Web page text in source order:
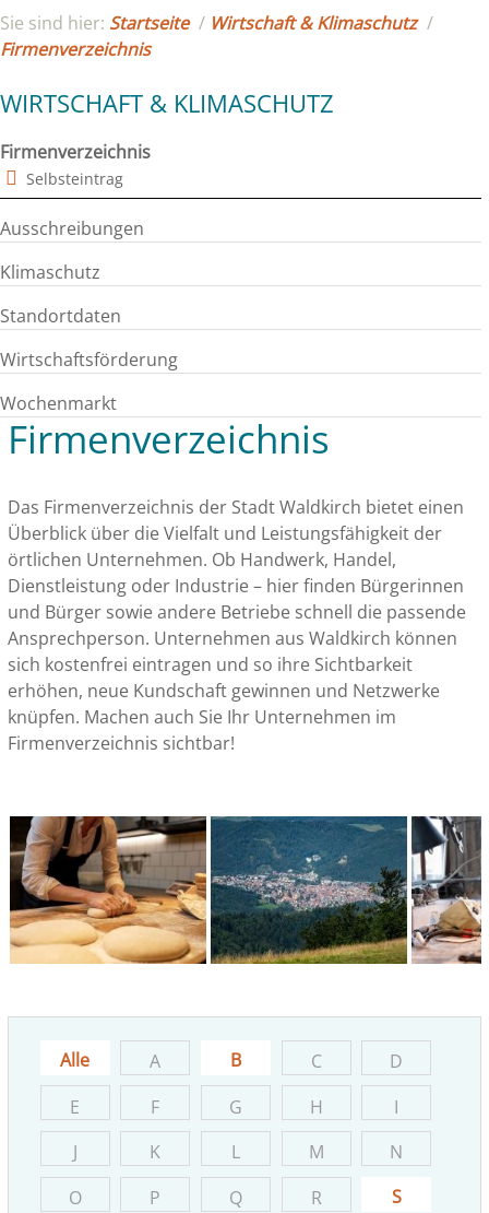
Sie sind hier: Startseite / Wirtschaft & Klimaschutz /
Firmenverzeichnis
WIRTSCHAFT & KLIMASCHUTZ
Firmenverzeichnis
Selbsteintrag
Ausschreibungen
Klimaschutz
Standortdaten
Wirtschaftsförderung
Wochenmarkt
Firmenverzeichnis
Das Firmenverzeichnis der Stadt Waldkirch bietet einen
Überblick über die Vielfalt und Leistungsfähigkeit der
örtlichen Unternehmen. Ob Handwerk, Handel,
Dienstleistung oder Industrie – hier finden Bürgerinnen
und Bürger sowie andere Betriebe schnell die passende
Ansprechperson. Unternehmen aus Waldkirch können
sich kostenfrei eintragen und so ihre Sichtbarkeit
erhöhen, neue Kundschaft gewinnen und Netzwerke
knüpfen. Machen auch Sie Ihr Unternehmen im
Firmenverzeichnis sichtbar!
Alle A B C
D
E
F G H
I
J
K L M
N
O
P Q R
S